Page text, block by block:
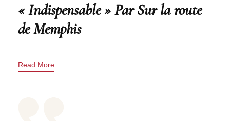
« Indispensable » Par Sur la route
de Memphis
Read More